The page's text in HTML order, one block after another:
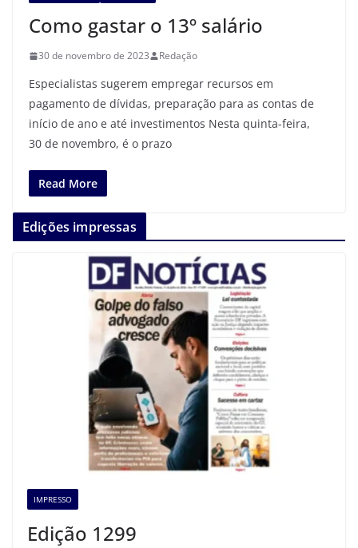
Como gastar o 13º salário
30 de novembro de 2023 Redação
Especialistas sugerem empregar recursos em
pagamento de dívidas, preparação para as contas de
início de ano e até investimentos Nesta quinta-feira,
30 de novembro, é o prazo
Read More
Edições impressas
IMPRESSO
Edição 1299